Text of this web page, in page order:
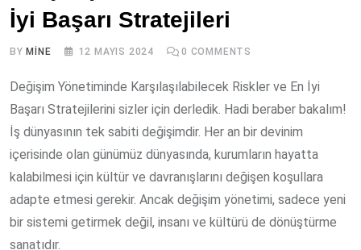
İyi Başarı Stratejileri
BY MINE 12 MAYIS 2024 0 COMMENTS
Değişim Yönetiminde Karşılaşılabilecek Riskler ve En İyi
Başarı Stratejilerini sizler için derledik. Hadi beraber bakalım!
İş dünyasının tek sabiti değişimdir. Her an bir devinim
içerisinde olan günümüz dünyasında, kurumların hayatta
kalabilmesi için kültür ve davranışlarını değişen koşullara
adapte etmesi gerekir. Ancak değişim yönetimi, sadece yeni
bir sistemi getirmek değil, insanı ve kültürü de dönüştürme
sanatıdır.